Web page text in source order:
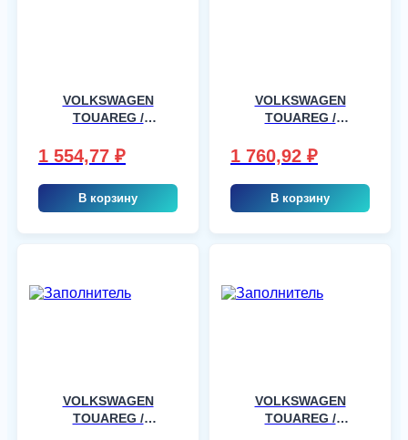
VOLKSWAGEN
TOUAREG /
CAYENNE 5RGR
03/03-, шт
1 554,77 ₽
В корзину
VOLKSWAGEN
TOUAREG /
CAYENNE 5RGR
03/03-, шт
1 760,92 ₽
В корзину
VOLKSWAGEN
TOUAREG /
VOLKSWAGEN
TOUAREG /